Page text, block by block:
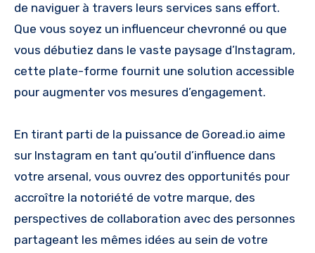
de naviguer à travers leurs services sans effort.
Que vous soyez un influenceur chevronné ou que
vous débutiez dans le vaste paysage d’Instagram,
cette plate-forme fournit une solution accessible
pour augmenter vos mesures d’engagement.
En tirant parti de la puissance de Goread.io aime
sur Instagram en tant qu’outil d’influence dans
votre arsenal, vous ouvrez des opportunités pour
accroître la notoriété de votre marque, des
perspectives de collaboration avec des personnes
partageant les mêmes idées au sein de votre